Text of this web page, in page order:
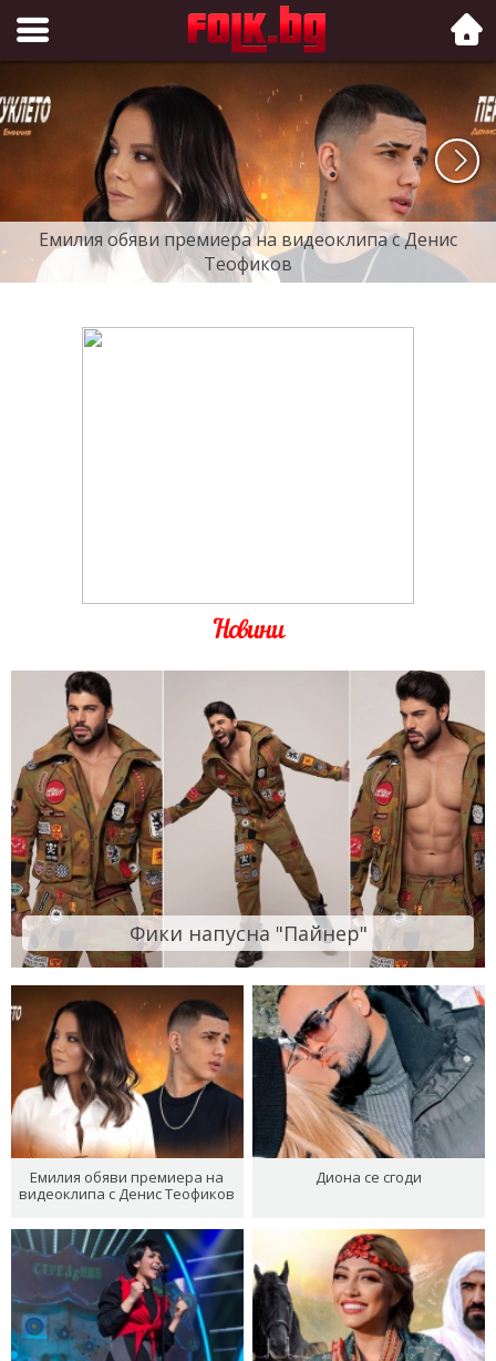
Folk.bg
Емилия обяви премиера на видеоклипа с Денис
Теофиков
Новини
Фики напусна "Пайнер"
Емилия обяви премиера на
видеоклипа с Денис Теофиков
Диона се сгоди